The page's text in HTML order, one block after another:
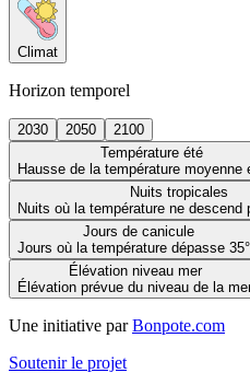
Climat
Horizon temporel
2030 2050
2100
Température été
Hausse de la température moyenne
Nuits tropicales
Nuits où la température ne descend
Jours de canicule
Jours où la température dépasse
Élévation niveau mer
Élévation prévue du niveau de la
Une initiative par Bonpote.com
Soutenir le projet